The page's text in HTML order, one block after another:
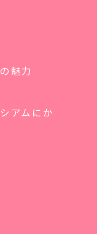
魅力
アムにか